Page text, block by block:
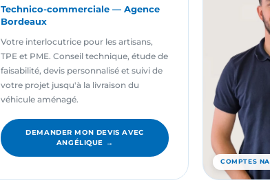
Technico-commerciale — Agence
Bordeaux
Votre interlocutrice pour les artisans,
TPE et PME. Conseil technique, étude de
faisabilité, devis personnalisé et suivi de
votre projet jusqu'à la livraison du
véhicule aménagé.
DEMANDER MON DEVIS AVEC
ANGÉLIQUE →
COMPTES